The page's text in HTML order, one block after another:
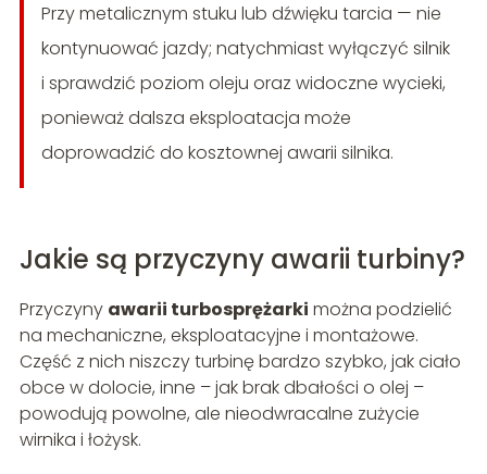
Przy metalicznym stuku lub dźwięku tarcia — nie
kontynuować jazdy; natychmiast wyłączyć silnik
i sprawdzić poziom oleju oraz widoczne wycieki,
ponieważ dalsza eksploatacja może
doprowadzić do kosztownej awarii silnika.
Jakie są przyczyny awarii turbiny?
Przyczyny awarii turbosprężarki można podzielić
na mechaniczne, eksploatacyjne i montażowe.
Część z nich niszczy turbinę bardzo szybko, jak ciało
obce w dolocie, inne – jak brak dbałości o olej –
powodują powolne, ale nieodwracalne zużycie
wirnika i łożysk.